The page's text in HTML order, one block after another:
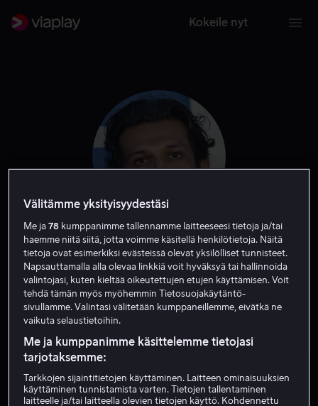
Kokeile nyt
Utkarsh Ambudkar
Näyttelijä Vieras
Välitämme yksityisyydestäsi
Me ja78 kumppanimme tallennamme laitteeseesi tietoja ja/tai
haemme niitä siitä, jotta voimme käsitellä henkilötietoja. Näitä
tietoja ovat esimerkiksi evästeissä olevat yksilölliset tunnisteet.
Napsauttamalla alla olevaa linkkiä voit hyväksyä tai hallinnoida
valintojasi, kuten kieltää oikeutettujen etujen käyttämisen. Voit
tehdä tämän myös myöhemmin Tietosuojakäytäntö-
sivullamme. Valintasi välitetään kumppaneillemme, eivätkä ne
vaikuta selaustietoihin.
Me ja kumppanimme käsittelemme tietojasi
tarjotaksemme:
Tarkkojen sijaintitietojen käyttäminen. Laitteen ominaisuuksien
käyttäminen tunnistamista varten. Tietojen tallentaminen
laitteelle ja/tai laitteella olevien tietojen käyttö. Kohdennettu